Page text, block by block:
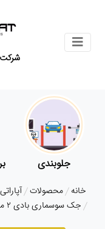
شرکت
قوانین
سایت
ارتباط
درباره
ما
جلوبندی
خانه محصولات آپاراتی
جک سوسماری بادی ۲ مرحله ای ۲۵تن / ۵۰ تن